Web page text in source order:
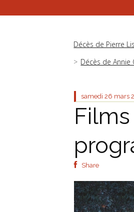
Décès de Pierre
Décès de Annie
samedi 26 mars
Share